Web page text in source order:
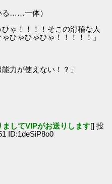
る……一体）
ゃ！！！！そこの滑稽な人
ひゃひゃひゃ！！！！！」
力が使えない！？」
ましてVIPがお送りします[] 投
ID:1deSiP8o0